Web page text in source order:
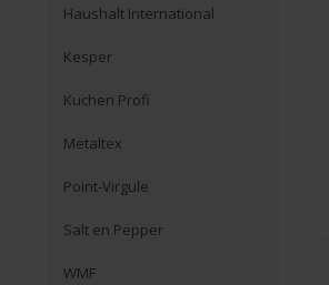
Haushalt International
Kesper
Kuchen Profi
Metaltex
Point-Virgule
Salt en Pepper
WMF